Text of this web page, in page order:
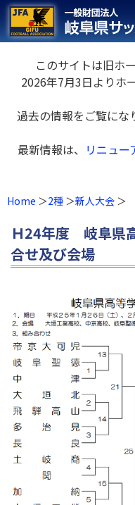
このサイトは旧ホ
2026年7月3日よりホ
過去の情報をご覧にな
最新情報は、 リニュー
Home 2種 新人大会
Ｈ24年度 岐阜県
合せ及び会場